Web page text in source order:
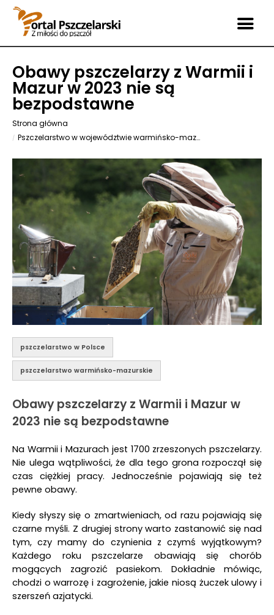
Obawy pszczelarzy z Warmii i
Mazur w 2023 nie są
bezpodstawne
Strona główna
Pszczelarstwo w województwie warmińsko-mazurskim
pszczelarstwo w Polsce
pszczelarstwo warmińsko-mazurskie
Obawy pszczelarzy z Warmii i Mazur w
2023 nie są bezpodstawne
Na Warmii i Mazurach jest 1700 zrzeszonych pszczelarzy.
Nie ulega wątpliwości, że dla tego grona rozpoczął się
czas ciężkiej pracy. Jednocześnie pojawiają się też
pewne obawy.
Kiedy słyszy się o zmartwieniach, od razu pojawiają się
czarne myśli. Z drugiej strony warto zastanowić się nad
tym, czy mamy do czynienia z czymś wyjątkowym?
Każdego roku pszczelarze obawiają się chorób
mogących zagrozić pasiekom. Dokładnie mówiąc,
chodzi o warrozę i zagrożenie, jakie niosą żuczek ulowy i
szerszeń azjatycki.